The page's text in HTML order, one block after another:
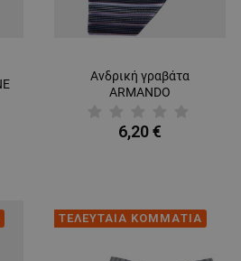
Ανδρική γραβάτα
ARMANDO
6,20 €
ΤΕΛΕΥΤΑΙΑ ΚΟΜΜΑΤΙΑ